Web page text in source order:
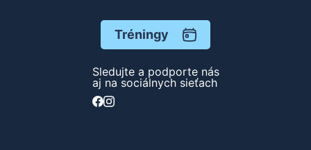
Tréningy
Sledujte a podporte nás
aj na sociálnych sieťach